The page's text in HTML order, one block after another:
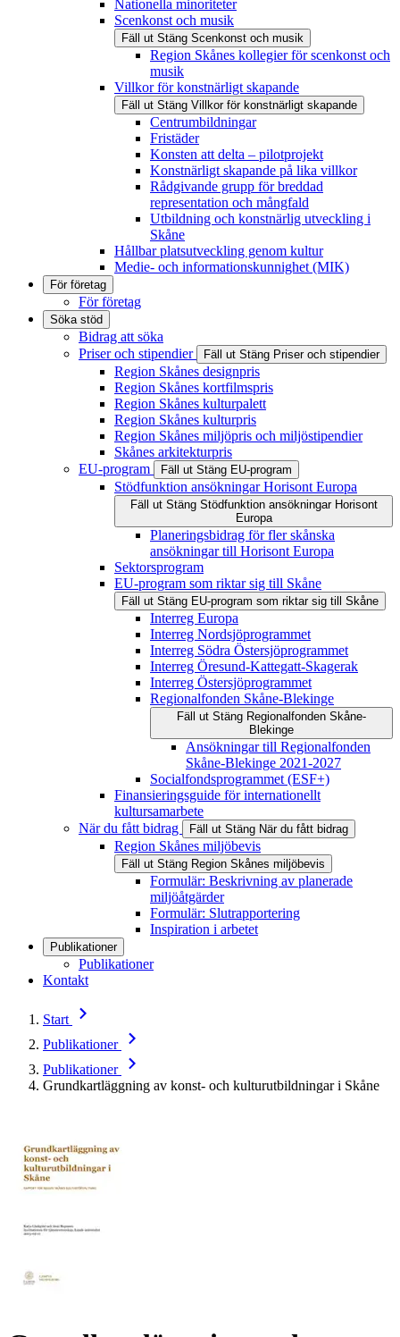
Nationella minoriteter
Scenkonst och musik
Fäll ut Stäng Scenkonst och musik
Region Skånes kollegier för scenkonst och
musik
Villkor för konstnärligt skapande
Fäll ut Stäng Villkor för konstnärligt skapande
Centrumbildningar
Fristäder
Konsten att delta – pilotprojekt
Konstnärligt skapande på lika villkor
Rådgivande grupp för breddad
representation och mångfald
Utbildning och konstnärlig utveckling i
Skåne
Hållbar platsutveckling genom kultur
Medie- och informationskunnighet (MIK)
För företag
För företag
Söka stöd
Bidrag att söka
Priser och stipendier
Fäll ut Stäng Priser och stipendier
Region Skånes designpris
Region Skånes kortfilmspris
Region Skånes kulturpalett
Region Skånes kulturpris
Region Skånes miljöpris och miljöstipendier
Skånes arkitekturpris
EU-program
Fäll ut Stäng EU-program
Stödfunktion ansökningar Horisont Europa
Fäll ut Stäng Stödfunktion ansökningar Horisont
Europa
Planeringsbidrag för fler skånska
ansökningar till Horisont Europa
Sektorsprogram
EU-program som riktar sig till Skåne
Fäll ut Stäng EU-program som riktar sig till Skåne
Interreg Europa
Interreg Nordsjöprogrammet
Interreg Södra Östersjöprogrammet
Interreg Öresund-Kattegatt-Skagerak
Interreg Östersjöprogrammet
Regionalfonden Skåne-Blekinge
Fäll ut Stäng Regionalfonden Skåne-
Blekinge
Ansökningar till Regionalfonden
Skåne-Blekinge 2021-2027
Socialfondsprogrammet (ESF+)
Finansieringsguide för internationellt
kultursamarbete
När du fått bidrag
Fäll ut Stäng När du fått bidrag
Region Skånes miljöbevis
Fäll ut Stäng Region Skånes miljöbevis
Formulär: Beskrivning av planerade
miljöåtgärder
Formulär: Slutrapportering
Inspiration i arbetet
Publikationer
Publikationer
Kontakt
Start
Publikationer
Publikationer
Grundkartläggning av konst- och kulturutbildningar i Skåne